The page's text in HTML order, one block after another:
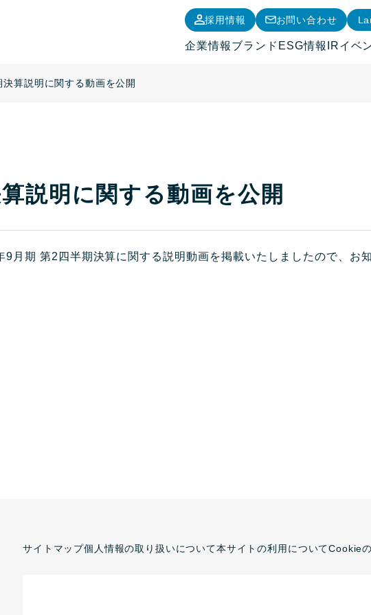
採用情報 お問い合わせ
企業情報 ブランド ESG情報 IRイベ
算説明に関する動画を公開
説明に関する動画を公開
期 第2四半期決算に関する説明動画を掲載いたしましたので、お
サイトマップ個人情報の取り扱いについて本サイトの利用についてCookie